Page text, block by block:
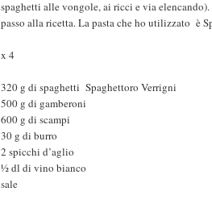
spaghetti alle vongole, ai ricci e via
passo alla ricetta. La pasta che ho utilizzato è
x 4
320 g di spaghetti Spaghettoro Verrigni
500 g di gamberoni
600 g di scampi
30 g di burro
2 spicchi d’aglio
½ dl di vino bianco
sale